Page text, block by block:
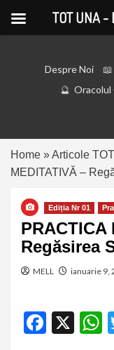
Despre Noi
Oracolul
Home »Articole
MEDITATIVĂ –
Ediția Nr 01
PRACTICA
Regăsirea
MELL ianuarie 9,
X
TOT UNA -